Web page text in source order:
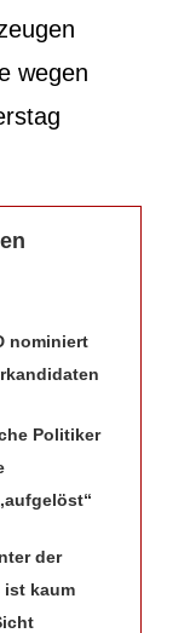
wegen
nominiert
Politiker
der
ist kaum